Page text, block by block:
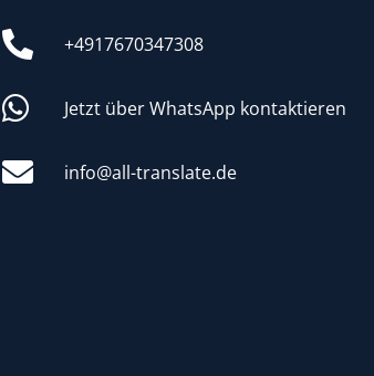
+4917670347308
Jetzt über WhatsApp kontaktieren
info@all-translate.de